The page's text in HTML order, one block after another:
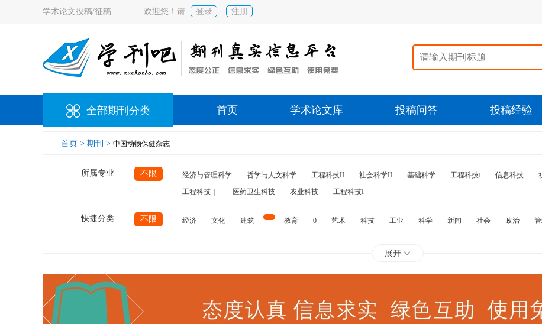
学术论文投稿/征稿 欢迎您！请 登录 注册
全部期刊分类 首页 学术论文库 投稿问答 投稿经验
首页 > 期刊 > 中国动物保健杂志
所属专业 不限 经济与管理科学 哲学与人文科学 工程科技II 社会科学II 基础科学 工程科技‖ 信息科技
工程科技｜
医药卫生科技 农业科技 工程科技I
快捷分类 不限 经济 文化 建筑 教育 0 艺术 科技 工业 科学 新闻 社会 政治
展开